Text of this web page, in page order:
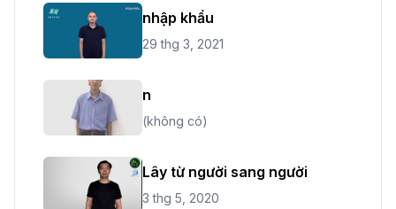
nhập khẩu
29 thg 3, 2021
n
(không có)
Lây từ người sang người
3 thg 5, 2020